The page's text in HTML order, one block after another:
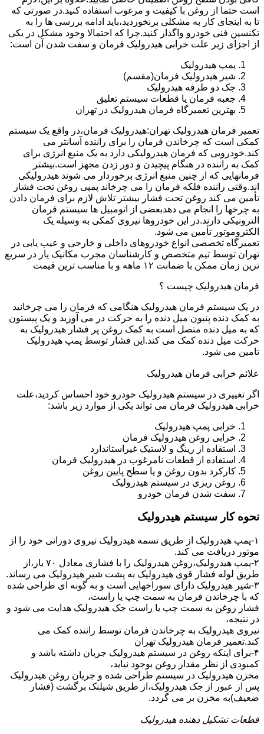
است حتما از روغن با کیفیت و مرغوب استفاده کنید.در صورتی که
تا به اینجای کار به مشکلی برنخوردید،باید ادامه بررسی ها را به
تکنسین فنی خودرو واگذار کنید.چرا که احتمالا وجود مشکل در یکی
از اجزای زیر علت خرابی هیدرولیک فرمان و سفت شدن آن است:
پمپ هیدرولیک
شیر هیدرولیک فرمان(مقسم)
جک دو طرفه هیدرولیک
جعبه فرمان یا قطعات سیستم تعلیق
بهترین تعمیرگاه فرمان هیدرولیک در تهران
تعمیر فرمان هیدرولیک تهران:هیدرولیک فرمان،در واقع یک سیستم
کمکی است که چرخاندن فرمان را برای راننده آسانتر می
کند.خودرویی که فرمان هیدرولیکی دارد به یک منبع انرژی برای
کمک به راننده در هنگام پیچیدن و دور زدن مجهز است.بیشتر
فرمانهایی که از چنین منبع انرژی برخوردار می شوند هیدرولیکی
اند.وقتی راننده فلکه فرمان را می چرخاند پمپی روغن تحت فشار
تأمین می کند روغن تحت فشار بیشتر تلاش لازم برای فرمان دادن
به چرخها را انجام می دهدبعضی از اتومبیل ها سیستم فرمان
الترونیکی دارند.در این خودروها نیروی کمکی به وسیله یک
الکتروموتور تأمین می شود.
تعمیرگاه تخصصی انواع خودروهای داخلی و خارجی و عیب یابی در
تهران توسط تیم متخصص و کارشناسان مجرب مکانیک یار در سریع
ترین زمان ممکن با ضمانت ۱۲ ماهه و با مناسب ترین قیمت
فرمان هیدرولیک چیست ؟
در یک سیستم فرمان هیدرولیک هنگامی که فرمان را می چرخانید
به کمک دنده پنیون میل دنده را به حرکت در می آورید و یک پیستون
که به میل دنده متصل است به کمک روغن پر فشار هیدرولیک به
حرکت میل دنده کمک می کند.این فشار توسط پمپ هیدرولیک
تامین می شود.
علائم خرابی فرمان هیدرولیک
اگر تغییری در سیستم هیدرولیک خودرو خود احساس کردید،علت
خرابی هیدرولیک فرمان می تواند یکی از موارد زیر باشد:
خرابی پمپ هیدرولیک
خرابی روغن هیدرولیک فرمان
استفاده از رینگ و لاستیک غیراستاندارد
استفاده از قطعات نامرغوب در هیدرولیک فرمان
کارکرد بدون روغن و یا سطح پایین روغن
روغن ریزی در سیستم هیدرولیک
سفت شدن فرمان خودرو
نحوه کار سیستم هیدرولیک
۱-پمپ هیدرولیک از طریق تسمه هیدرولیک نیروی دورانی خود را از
موتور دریافت می کند.
۲-پمپ هیدرولیک،روغن هیدرولیک را با فشاری معادل ۷۰ بار،از
طریق لوله فشار قوی هیدرولیک به پشت شیر هیدرولیک می رساند.
۳-شیر هیدرولیک دارای سوراخهایی است و به گونه ای طراحی شده
که با چرخاندن فرمان به سمت چپ یا راست،
فشار روغن به سمت چپ یا راست جک هیدرولیک هدایت می شود و
در نتیجه،
نیروی هیدرولیک به چرخاندن فرمان توسط راننده کمک می
کند.تعمیر فرمان هیدرولیک تهران
۴-برای اینکه روغن در سیستم هیدرولیک جریان داشته باشد و
کمبودی از نظر مقدار روغن بوجود نیاید،
مخزن هیدرولیک در سیستم طراحی شده و جریان روغن هیدرولیک
پس از عبور از جک هیدرولیک،از طریق شیلنک برگشت (فشار
ضعیف)به مخزن بر می گردد.
قطعات تشکیل دهنده هیدرولیک